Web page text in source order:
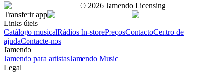
© 2026 Jamendo Licensing
Transferir app
Links úteis
Catálogo musicalRádios In-storePreçosContactoCentro de
ajudaContacte-nos
Jamendo
Jamendo para artistasJamendo Music
Legal